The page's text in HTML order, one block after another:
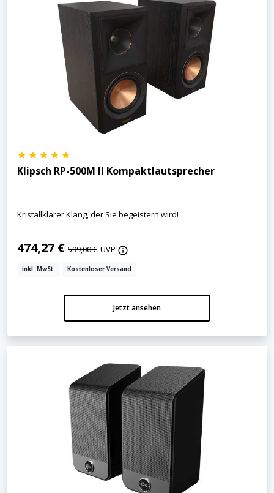
Klipsch RP-500M II Kompaktlautsprecher
Kristallklarer Klang, der Sie begeistern wird!
474,27 € 599,00 € UVP
inkl. MwSt. Kostenloser Versand
Jetzt ansehen